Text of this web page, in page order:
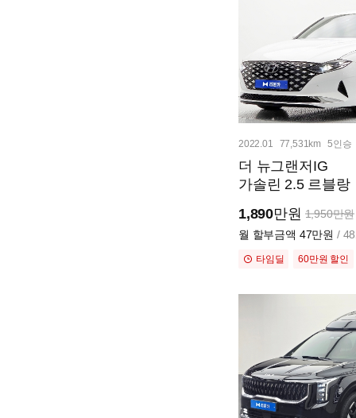
2022.01 77,531km 5인승
더 뉴그랜저IG
가솔린 2.5 르블랑
1,890만원 1,950만원
월 할부금액 47만원 /
타임딜 60만원 할인